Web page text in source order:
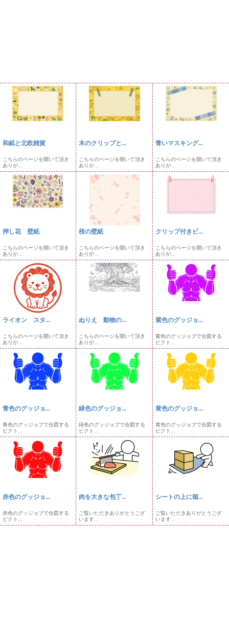
和紙と北欧雑貨
こちらのページを開いて頂き
ありが...
木のクリップと...
こちらのページを開いて頂き
ありが...
青いマスキング...
こちらのページを開いて頂き
ありが...
押し花 壁紙
こちらのページを開いて頂き
ありが...
桜の壁紙
こちらのページを開いて頂き
ありが...
クリップ付きピ...
こちらのページを開いて頂き
ありが...
ライオン スタ...
こちらのページを開いて頂き
ありが...
ぬりえ 動物の...
こちらのページを開いて頂き
ありが...
紫色のグッジョ...
紫色のグッジョブで合図する
ピクト...
青色のグッジョ...
青色のグッジョブで合図する
ピクト...
緑色のグッジョ...
緑色のグッジョブで合図する
ピクト...
黄色のグッジョ...
黄色のグッジョブで合図する
ピクト...
赤色のグッジョ...
赤色のグッジョブで合図する
ピクト...
肉を大きな包丁...
ご覧いただきありがとうござ
います...
シートの上に箱...
ご覧いただきありがとうござ
います...